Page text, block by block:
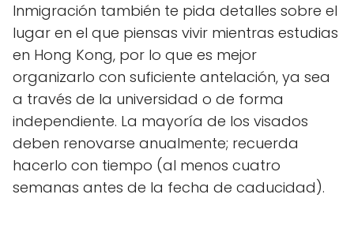
Inmigración también te pida detalles sobre el
lugar en el que piensas vivir mientras estudias
en Hong Kong, por lo que es mejor
organizarlo con suficiente antelación, ya sea
a través de la universidad o de forma
independiente. La mayoría de los visados
deben renovarse anualmente; recuerda
hacerlo con tiempo (al menos cuatro
semanas antes de la fecha de caducidad).